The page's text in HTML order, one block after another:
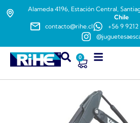
Alameda 4196, Estación Central,
Chile
contacto@rihe.cl
+56 9 9212
0